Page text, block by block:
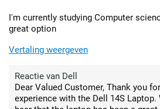
I'm currently studying Computer
great option
Vertaling weergeven
Reactie van Dell
Dear Valued Customer, Thank you
experience with the Dell 14S Laptop.